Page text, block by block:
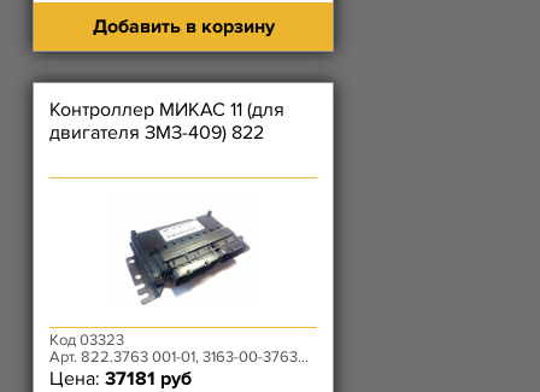
Добавить в корзину
Контроллер МИКАС 11 (для
двигателя ЗМЗ-409) 822
Код 03323
Арт. 822.3763 001-01, 3163-00-3763011-00
Цена: 37181 руб